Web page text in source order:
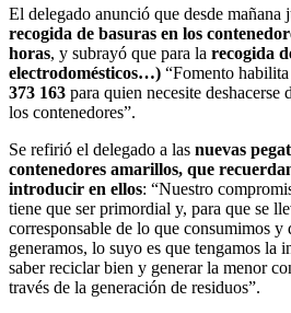
El delegado anunció que desde mañana
recogida de basuras en los
horas, y subrayó que para la recogida
electrodomésticos…) “Fomento
373 163 para quien necesite deshacerse
los contenedores”.
Se refirió el delegado a las nuevas
contenedores amarillos, que
introducir en ellos: “Nuestro
tiene que ser primordial y, para que se
corresponsable de lo que consumimos y
generamos, lo suyo es que tengamos la
saber reciclar bien y generar la menor
través de la generación de residuos”.